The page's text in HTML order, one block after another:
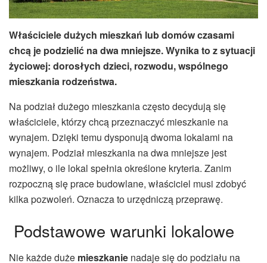
Właściciele dużych mieszkań lub domów czasami
chcą je podzielić na dwa mniejsze. Wynika to z sytuacji
życiowej: dorosłych dzieci, rozwodu, wspólnego
mieszkania rodzeństwa.
Na podział dużego mieszkania często decydują się
właściciele, którzy chcą przeznaczyć mieszkanie na
wynajem. Dzięki temu dysponują dwoma lokalami na
wynajem. Podział mieszkania na dwa mniejsze jest
możliwy, o ile lokal spełnia określone kryteria. Zanim
rozpoczną się prace budowlane, właściciel musi zdobyć
kilka pozwoleń. Oznacza to urzędniczą przeprawę.
Podstawowe warunki lokalowe
Nie każde duże mieszkanie nadaje się do podziału na